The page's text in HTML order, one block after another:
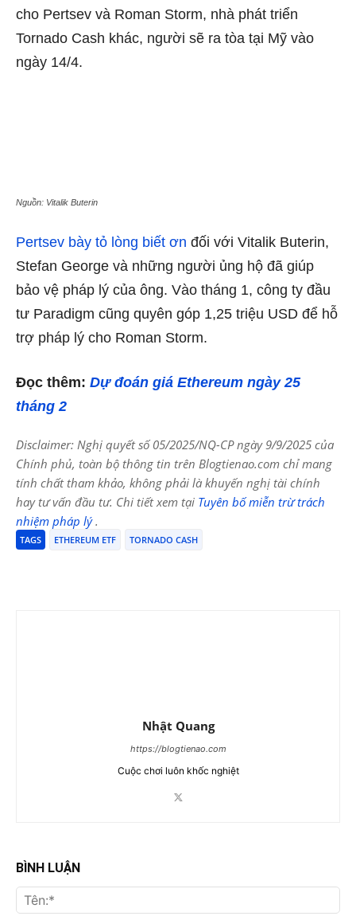
cho Pertsev và Roman Storm, nhà phát triển
Tornado Cash khác, người sẽ ra tòa tại Mỹ vào
ngày 14/4.
Nguồn: Vitalik Buterin
Pertsev bày tỏ lòng biết ơn đối với Vitalik Buterin,
Stefan George và những người ủng hộ đã giúp
bảo vệ pháp lý của ông. Vào tháng 1, công ty đầu
tư Paradigm cũng quyên góp 1,25 triệu USD để hỗ
trợ pháp lý cho Roman Storm.
Đọc thêm: Dự đoán giá Ethereum ngày 25
tháng 2
Disclaimer: Nghị quyết số 05/2025/NQ-CP ngày 9/9/2025 của
Chính phủ, toàn bộ thông tin trên Blogtienao.com chỉ mang
tính chất tham khảo, không phải là khuyến nghị tài chính
hay tư vấn đầu tư. Chi tiết xem tại Tuyên bố miễn trừ trách
nhiệm pháp lý.
TAGS ETHEREUM ETF TORNADO CASH
Nhật Quang
https://blogtienao.com
Cuộc chơi luôn khốc nghiệt
BÌNH LUẬN